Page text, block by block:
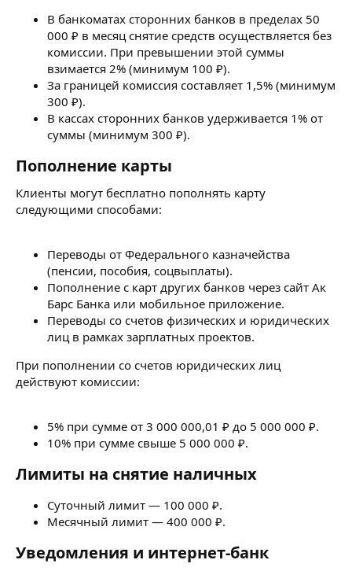
В банкоматах сторонних банков в пределах 50
000 ₽ в месяц снятие средств осуществляется без
комиссии. При превышении этой суммы
взимается 2% (минимум 100 ₽).
За границей комиссия составляет 1,5% (минимум
300 ₽).
В кассах сторонних банков удерживается 1% от
суммы (минимум 300 ₽).
Пополнение карты​
Клиенты могут бесплатно пополнять карту
следующими способами:
Переводы от Федерального казначейства
(пенсии, пособия, соцвыплаты).
Пополнение с карт других банков через сайт Ак
Барс Банка или мобильное приложение.
Переводы со счетов физических и юридических
лиц в рамках зарплатных проектов.
При пополнении со счетов юридических лиц
действуют комиссии:
5% при сумме от 3 000 000,01 ₽ до 5 000 000 ₽.
10% при сумме свыше 5 000 000 ₽.
Лимиты на снятие наличных​
Суточный лимит — 100 000 ₽.
Месячный лимит — 400 000 ₽.
Уведомления и интернет-банк​